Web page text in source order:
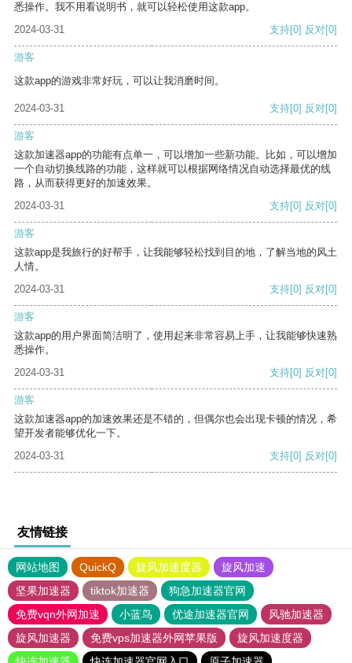
悉操作。我不用看说明书，就可以轻松使用这款app。
2024-03-31
支持[0] 反对[0]
游客
这款app的游戏非常好玩，可以让我消磨时间。
2024-03-31 支持[0] 反对[0]
游客
这款加速器app的功能有点单一，可以增加一些新功能。比如，可以增加
一个自动切换线路的功能，这样就可以根据网络情况自动选择最优的线
路，从而获得更好的加速效果。
2024-03-31
支持[0] 反对[0]
游客
这款app是我旅行的好帮手，让我能够轻松找到目的地，了解当地的风土
人情。
2024-03-31
支持[0] 反对[0]
游客
这款app的用户界面简洁明了，使用起来非常容易上手，让我能够快速熟
悉操作。
2024-03-31
支持[0] 反对[0]
游客
这款加速器app的加速效果还是不错的，但偶尔也会出现卡顿的情况，希
望开发者能够优化一下。
2024-03-31
支持[0] 反对[0]
友情链接
网站地图 QuickQ 旋风加速度器
旋风加速
坚果加速器
tiktok加速器
狗急加速器官网
免费vqn外网加速
小蓝鸟 优途加速器官网
风驰加速器
旋风加速器
免费vps加速器外网苹果版
旋风加速度器